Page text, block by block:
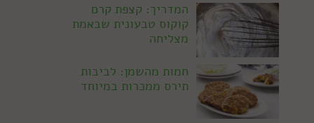
המדריך: קצפת קרם
קוקוס טבעונית שבאמת
מצליחה
חמות מהשמן: לביבות
תירס ממכרות במיוחד